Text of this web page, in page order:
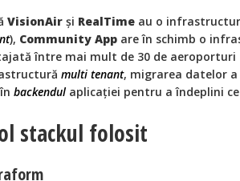
VisionAir și RealTime au o
), Community App are în schimb o
între mai mult de 30 de aeroporturi
multi tenant, migrarea datelor
backendul aplicației pentru a îndeplini
stackul folosit